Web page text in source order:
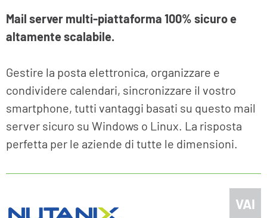
Mail server multi-piattaforma 100% sicuro e
altamente scalabile.
Gestire la posta elettronica, organizzare e
condividere calendari, sincronizzare il vostro
smartphone, tutti vantaggi basati su questo mail
server sicuro su Windows o Linux. La risposta
perfetta per le aziende di tutte le dimensioni.
VAI